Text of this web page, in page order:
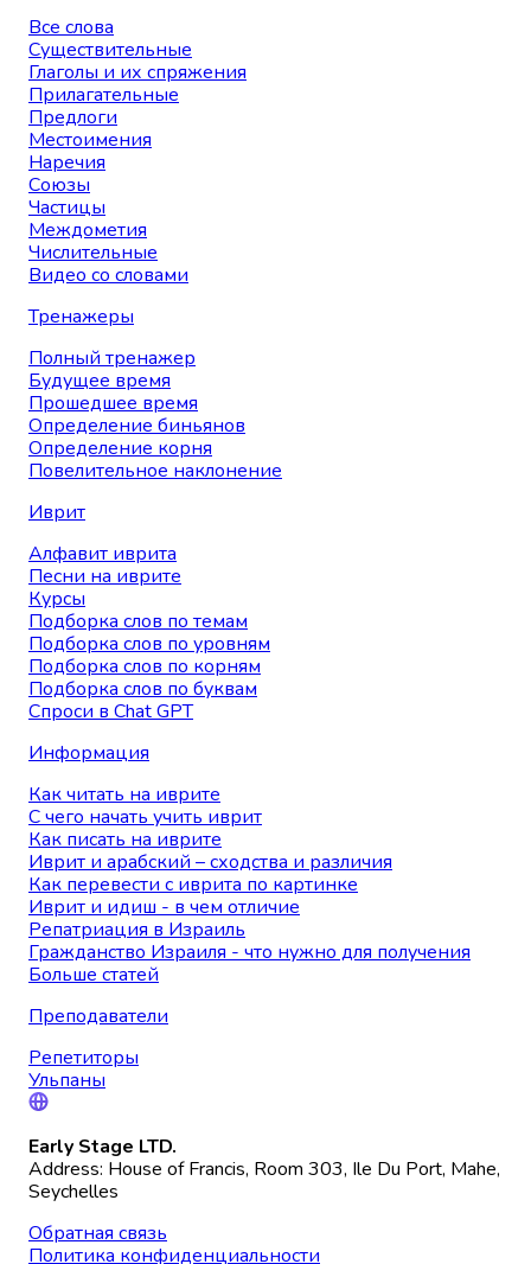
Все слова
Существительные
Глаголы и их спряжения
Прилагательные
Предлоги
Местоимения
Наречия
Союзы
Частицы
Междометия
Числительные
Видео со словами
Тренажеры
Полный тренажер
Будущее время
Прошедшее время
Определение биньянов
Определение корня
Повелительное наклонение
Иврит
Алфавит иврита
Песни на иврите
Курсы
Подборка слов по темам
Подборка слов по уровням
Подборка слов по корням
Подборка слов по буквам
Спроси в Chat GPT
Информация
Как читать на иврите
С чего начать учить иврит
Как писать на иврите
Иврит и арабский – сходства и различия
Как перевести с иврита по картинке
Иврит и идиш - в чем отличие
Репатриация в Израиль
Гражданство Израиля - что нужно для получения
Больше статей
Преподаватели
Репетиторы
Ульпаны
Early Stage LTD.
Address: House of Francis, Room 303, Ile Du Port, Mahe,
Seychelles
Обратная связь
Политика конфиденциальности